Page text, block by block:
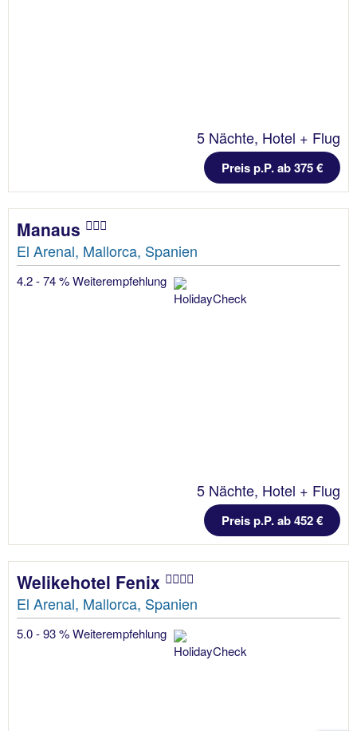
5 Nächte, Hotel + Flug
Preis p.P. ab 375 €
Manaus
El Arenal, Mallorca, Spanien
4.2 - 74 % Weiterempfehlung
5 Nächte, Hotel + Flug
Preis p.P. ab 452 €
Welikehotel Fenix
El Arenal, Mallorca, Spanien
5.0 - 93 % Weiterempfehlung